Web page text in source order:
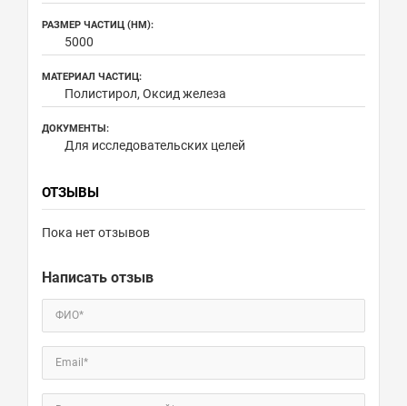
РАЗМЕР ЧАСТИЦ (НМ):
5000
МАТЕРИАЛ ЧАСТИЦ:
Полистирол, Оксид железа
ДОКУМЕНТЫ:
Для исследовательских целей
ОТЗЫВЫ
Пока нет отзывов
Написать отзыв
ФИО*
Email*